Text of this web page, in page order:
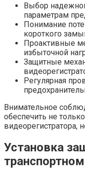
Выбор
параметрам
Понимание
короткого
Проактивные
избыточной
Защитные
Регулярная
Внимательное
обеспечить не
видеорегистратора,
Установка